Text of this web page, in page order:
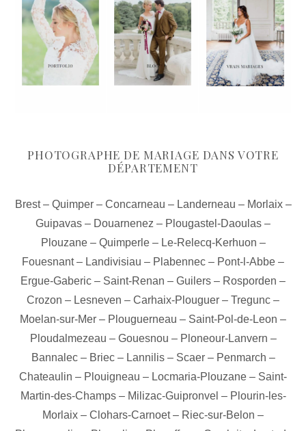
PHOTOGRAPHE DE MARIAGE DANS VOTRE
DÉPARTEMENT
Brest– Quimper– Concarneau – Landerneau – Morlaix–
Guipavas – Douarnenez – Plougastel-Daoulas –
Plouzane– Quimperle– Le-Relecq-Kerhuon –
Fouesnant– Landivisiau – Plabennec – Pont-l-Abbe –
Ergue-Gaberic – Saint-Renan – Guilers – Rosporden –
Crozon – Lesneven – Carhaix-Plouguer – Tregunc –
Moelan-sur-Mer – Plouguerneau – Saint-Pol-de-Leon –
Ploudalmezeau – Gouesnou – Ploneour-Lanvern –
Bannalec– Briec– Lannilis– Scaer– Penmarch –
Chateaulin – Plouigneau – Locmaria-Plouzane – Saint-
Martin-des-Champs– Milizac-Guipronvel – Plourin-les-
Morlaix – Clohars-Carnoet– Riec-sur-Belon –